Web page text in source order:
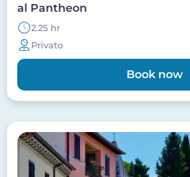
al Pantheon
2.25 hr
Privato
Book now
Image